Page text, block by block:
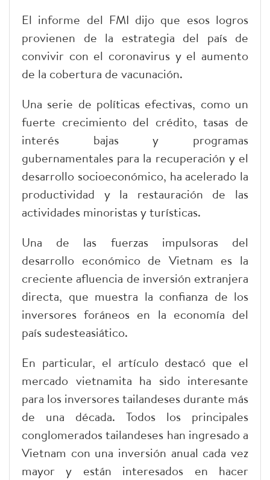
El informe del FMI dijo que esos logros
provienen de la estrategia del país de
convivir con el coronavirus y el aumento
de la cobertura de vacunación.
Una serie de políticas efectivas, como un
fuerte crecimiento del crédito, tasas de
interés bajas y programas
gubernamentales para la recuperación y el
desarrollo socioeconómico, ha acelerado la
productividad y la restauración de las
actividades minoristas y turísticas.
Una de las fuerzas impulsoras del
desarrollo económico de Vietnam es la
creciente afluencia de inversión extranjera
directa, que muestra la confianza de los
inversores foráneos en la economía del
país sudesteasiático.
En particular, el artículo destacó que el
mercado vietnamita ha sido interesante
para los inversores tailandeses durante más
de una década. Todos los principales
conglomerados tailandeses han ingresado a
Vietnam con una inversión anual cada vez
mayor y están interesados en hacer